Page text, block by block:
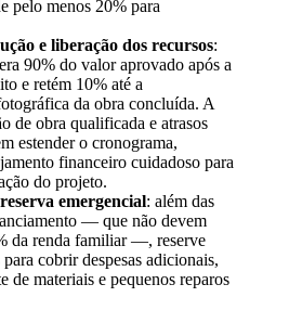
pelo menos 20% para
e liberação dos recursos:
90% do valor aprovado após a
e retém 10% até a
da obra concluída. A
de obra qualificada e atrasos
estender o cronograma,
financeiro cuidadoso para
do projeto.
emergencial: além das
— que não devem
da renda familiar —, reserve
cobrir despesas adicionais,
de materiais e pequenos reparos